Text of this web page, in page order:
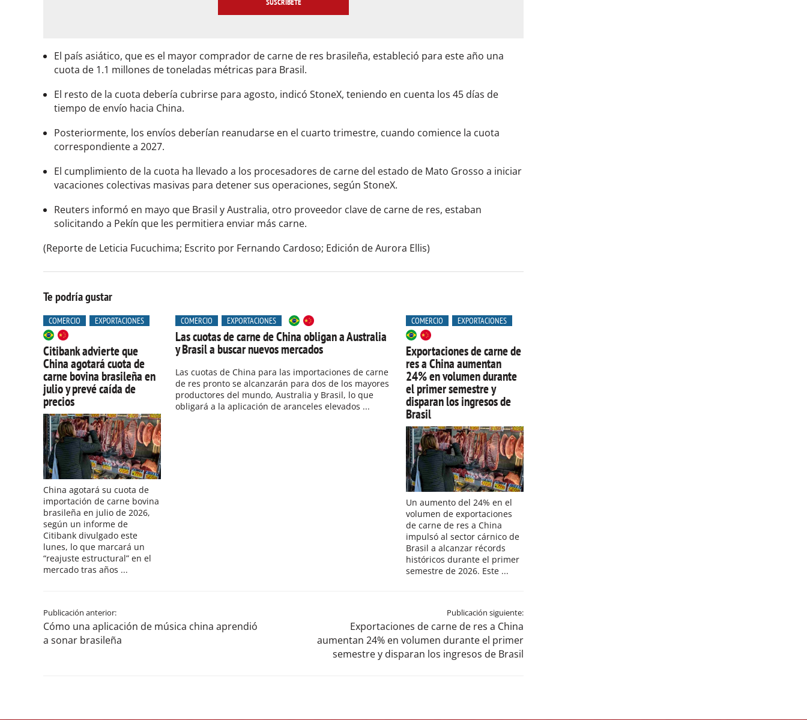
El país asiático, que es el mayor comprador de carne de res brasileña, estableció para este año una
cuota de 1.1 millones de toneladas métricas para Brasil.
El resto de la cuota debería cubrirse para agosto, indicó StoneX, teniendo en cuenta los 45 días de
tiempo de envío hacia China.
Posteriormente, los envíos deberían reanudarse en el cuarto trimestre, cuando comience la cuota
correspondiente a 2027.
El cumplimiento de la cuota ha llevado a los procesadores de carne del estado de Mato Grosso a iniciar
vacaciones colectivas masivas para detener sus operaciones, según StoneX.
Reuters informó en mayo que Brasil y Australia, otro proveedor clave de carne de res, estaban
solicitando a Pekín que les permitiera enviar más carne.
(Reporte de Leticia Fucuchima; Escrito por Fernando Cardoso; Edición de Aurora Ellis)
Te podría gustar
COMERCIO EXPORTACIONES
Citibank advierte que
China agotará cuota de
carne bovina brasileña en
julio y prevé caída de
precios
China agotará su cuota de
importación de carne bovina
brasileña en julio de 2026,
según un informe de
Citibank divulgado este
lunes, lo que marcará un
“reajuste estructural” en el
mercado tras años ...
COMERCIO EXPORTACIONES
Las cuotas de carne de China obligan a Australia
y Brasil a buscar nuevos mercados
Las cuotas de China para las importaciones de carne
de res pronto se alcanzarán para dos de los mayores
productores del mundo, Australia y Brasil, lo que
obligará a la aplicación de aranceles elevados ...
COMERCIO EXPORTACIONES
Exportaciones de carne de
res a China aumentan
24% en volumen durante
el primer semestre y
disparan los ingresos de
Brasil
Un aumento del 24% en el
volumen de exportaciones
de carne de res a China
impulsó al sector cárnico de
Brasil a alcanzar récords
históricos durante el primer
semestre de 2026. Este ...
Publicación anterior:
Cómo una aplicación de música china aprendió
a sonar brasileña
Publicación siguiente:
Exportaciones de carne de res a China
aumentan 24% en volumen durante el primer
semestre y disparan los ingresos de Brasil